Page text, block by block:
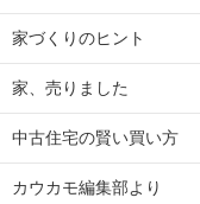
家づくりのヒント
家、売りました
中古住宅の賢い買い方
カウカモ編集部より